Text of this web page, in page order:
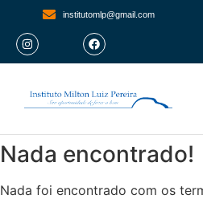
institutomlp@gmail.com
Nada encontrado!
Nada foi encontrado com os